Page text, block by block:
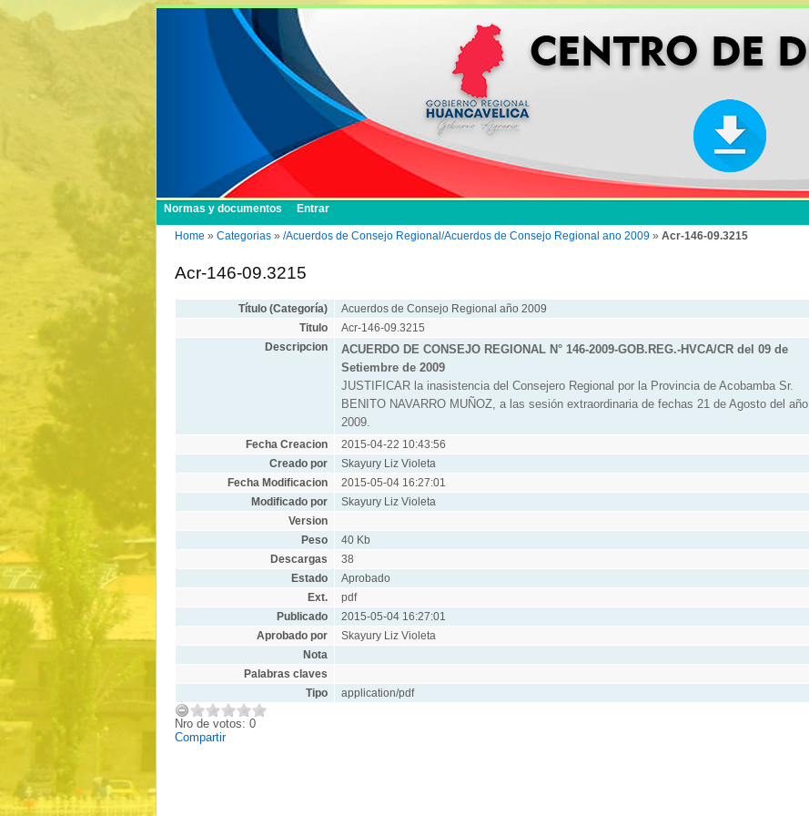
Normas y documentos Entrar
Home » Categorias » /Acuerdos de Consejo Regional/Acuerdos de Consejo Regional ano 2009 » Acr-146-09.3215
Acr-146-09.3215
Título (Categoría)
Acuerdos de Consejo Regional año 2009
Titulo
Acr-146-09.3215
Descripcion
ACUERDO DE CONSEJO REGIONAL N° 146-2009-GOB.REG.-HVCA/CR del 09 de
Setiembre de 2009
JUSTIFICAR la inasistencia del Consejero Regional por la Provincia de Acobamba Sr.
BENITO NAVARRO MUÑOZ, a las sesión extraordinaria de fechas 21 de Agosto del año
2009.
Fecha Creacion
2015-04-22 10:43:56
Creado por
Skayury Liz Violeta
Fecha Modificacion
2015-05-04 16:27:01
Modificado por
Skayury Liz Violeta
Version
Peso
40 Kb
Descargas
38
Estado
Aprobado
Ext.
pdf
Publicado
2015-05-04 16:27:01
Aprobado por
Skayury Liz Violeta
Nota
Palabras claves
Tipo
application/pdf
Nro de votos: 0
Compartir